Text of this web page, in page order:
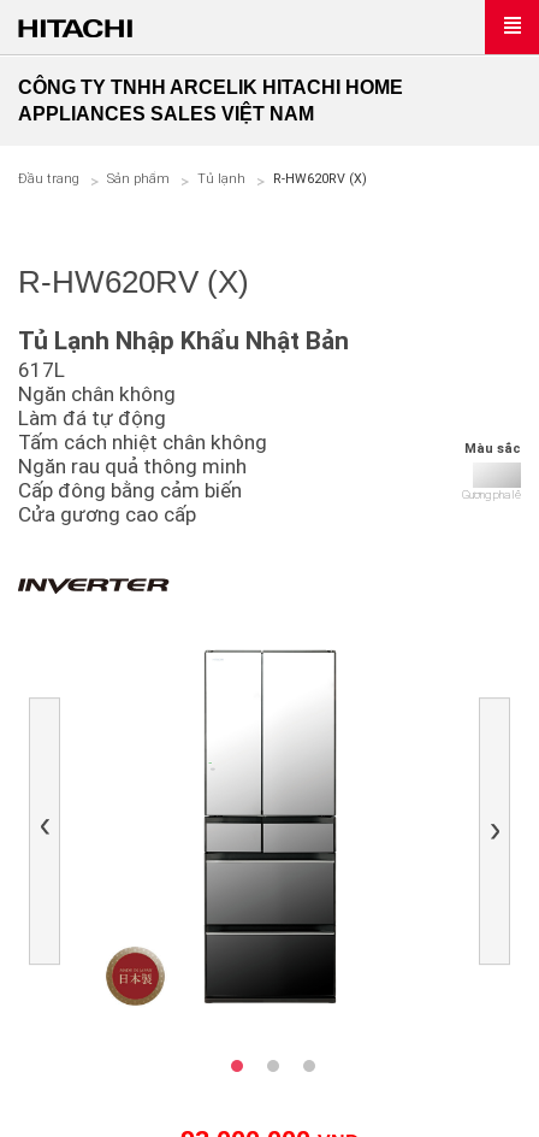
CÔNG TY TNHH ARCELIK HITACHI HOME
APPLIANCES SALES VIỆT NAM
Đầu trang Sản phẩm Tủ lạnh R-HW620RV (X)
R-HW620RV (X)
Tủ Lạnh Nhập Khẩu Nhật Bản
617L
Ngăn chân không
Làm đá tự động
Tấm cách nhiệt chân không
Ngăn rau quả thông minh
Cấp đông bằng cảm biến
Cửa gương cao cấp
Màu sắc
Gương pha lê
Previous Next